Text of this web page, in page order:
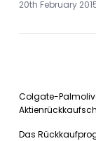
20th February
Colgate-
Das